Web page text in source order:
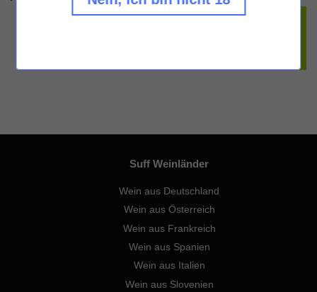
Suff Weinländer
Wein aus Deutschland
Wein aus Österreich
Wein aus Frankreich
Wein aus Spanien
Wein aus Italien
Wein aus Slovenien